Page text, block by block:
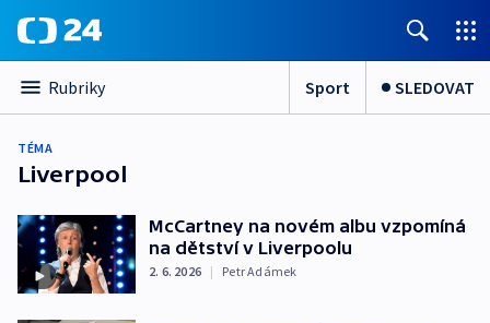
Rubriky Sport SLEDOVAT
TÉMA
Liverpool
McCartney na novém albu vzpomíná
na dětství v Liverpoolu
2. 6. 2026 | Petr Adámek